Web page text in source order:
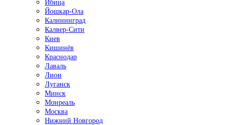
Ибица
Йошкар-Ола
Калининград
Калвер-Сити
Киев
Кишинёв
Краснодар
Лаваль
Лион
Луганск
Минск
Монреаль
Москва
Нижний Новгород